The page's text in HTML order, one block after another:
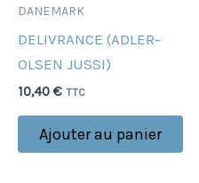
DANEMARK
DELIVRANCE (ADLER-
OLSEN JUSSI)
10,40 € TTC
Ajouter au panier